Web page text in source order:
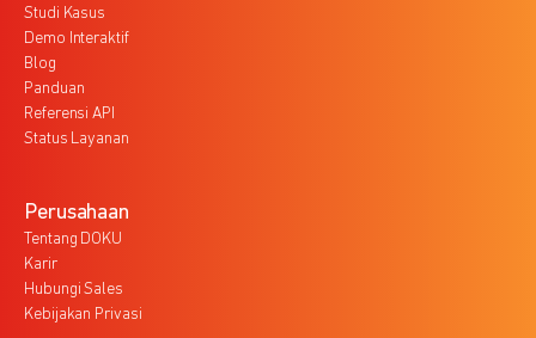
Studi Kasus
Demo Interaktif
Blog
Panduan
Referensi API
Status Layanan
Perusahaan
Tentang DOKU
Karir
Hubungi Sales
Kebijakan Privasi